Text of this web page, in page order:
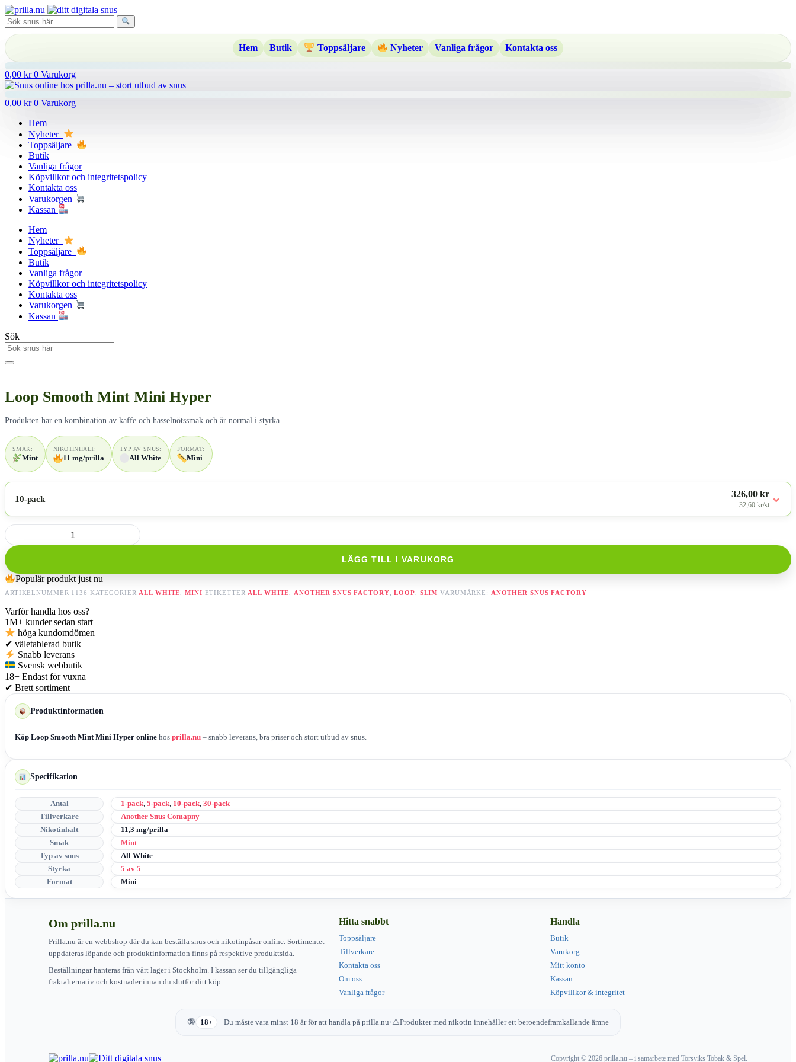
Hoppa
till
innehåll
Hem
Butik Toppsäljare Nyheter Vanliga frågor Kontakta oss
0,00 kr 0 Varukorg
0,00 kr 0 Varukorg
Hem
Nyheter
Toppsäljare
Butik
Vanliga frågor
Köpvillkor och integritetspolicy
Kontakta oss
Varukorgen
Kassan
Hem
Nyheter
Toppsäljare
Butik
Vanliga frågor
Köpvillkor och integritetspolicy
Kontakta oss
Varukorgen
Kassan
Sök
Loop Smooth Mint Mini Hyper
Produkten har en kombination av kaffe och hasselnötssmak och är normal i styrka.
SMAK:
Mint
NIKOTINHALT:
11 mg/prilla
TYP AV SNUS:
All White
FORMAT:
Mini
10-pack 326,00 kr
32,60 kr/st ⌄
Loop
Smooth
Mint
Mini
Hyper
mängd
LÄGG TILL I VARUKORG
Populär produkt just nu
ARTIKELNUMMER 1136 KATEGORIER ALL WHITE ,MINI ETIKETTER ALL WHITE ANOTHER SNUS FACTORY ,LOOP SLIM VARUMÄRKE: ANOTHER SNUS FACTORY
Varför handla hos oss?
1M+ kunder sedan start
höga kundomdömen
✔ väletablerad butik
Snabb leverans
Svensk webbutik
18+ Endast för vuxna
✔ Brett sortiment
Produktinformation
Köp Loop Smooth Mint Mini Hyper online hos prilla.nu – snabb leverans, bra priser och stort utbud av snus.
Specifikation
Antal 1-pack, 5-pack, 10-pack, 30-pack
Tillverkare
Another Snus Comapny
Nikotinhalt
11,3 mg/prilla
Smak
Mint
Typ av snus
All White
Styrka
5 av 5
Format
Mini
Om prilla.nu
Prilla.nu är en webbshop där du kan beställa snus och nikotinpåsar online. Sortimentet
uppdateras löpande och produktinformation finns på respektive produktsida.
Beställningar hanteras från vårt lager i Stockholm. I kassan ser du tillgängliga
fraktalternativ och kostnader innan du slutför ditt köp.
Hitta snabbt
Toppsäljare
Tillverkare
Kontakta oss
Om oss
Vanliga frågor
Handla
Butik
Varukorg
Mitt konto
Kassan
Köpvillkor & integritet
18+ Du måste vara minst 18 år för att handla på prilla.nu• Produkter med nikotin innehåller ett beroendeframkallande ämne
Copyright © 2026 prilla.nu – i samarbete med Torsviks Tobak & Spel.